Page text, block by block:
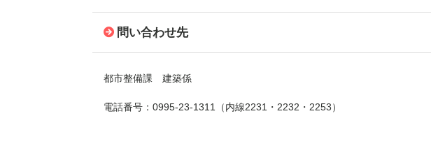
問い合わせ先
都市整備課 建築係
電話番号：0995-23-1311（内線2231・2232・2253）